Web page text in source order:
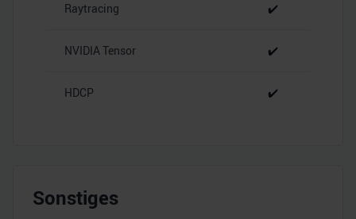
Raytracing ✔️
NVIDIA Tensor ✔️
HDCP ✔️
Sonstiges